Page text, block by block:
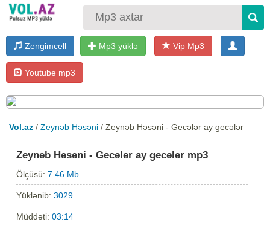
Zengimcell Mp3 yüklə Vip Mp3
Youtube mp3
Vol.az / Zeynəb Həsəni / Zeynəb Həsəni - Gecələr ay gecələr
Zeynəb Həsəni - Gecələr ay gecələr mp3
Ölçüsü:7.46 Mb
Yüklənib:3029
Müddəti:03:14